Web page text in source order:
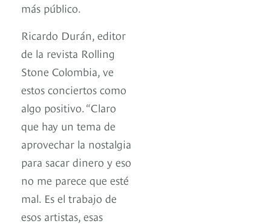
más público.
Ricardo Durán, editor
de la revista Rolling
Stone Colombia, ve
estos conciertos como
algo positivo. “Claro
que hay un tema de
aprovechar la nostalgia
para sacar dinero y eso
no me parece que esté
mal. Es el trabajo de
esos artistas, esas